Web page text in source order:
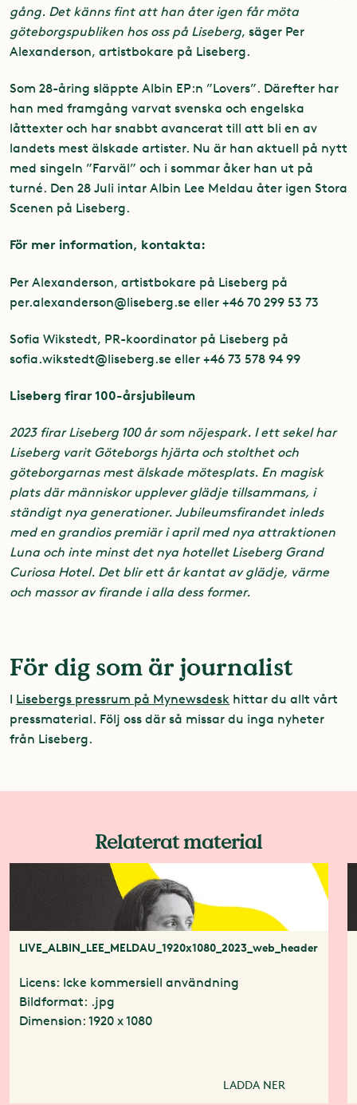
gång. Det känns fint att han åter igen får möta
göteborgspubliken hos oss på Liseberg, säger Per
Alexanderson, artistbokare på Liseberg.
Som 28-åring släppte Albin EP:n ”Lovers”. Därefter har
han med framgång varvat svenska och engelska
låttexter och har snabbt avancerat till att bli en av
landets mest älskade artister. Nu är han aktuell på nytt
med singeln ”Farväl” och i sommar åker han ut på
turné. Den 28 Juli intar Albin Lee Meldau åter igen Stora
Scenen på Liseberg.
För mer information, kontakta:
Per Alexanderson, artistbokare på Liseberg på
per.alexanderson@liseberg.se eller +46 70 299 53 73
Sofia Wikstedt, PR-koordinator på Liseberg på
sofia.wikstedt@liseberg.se eller +46 73 578 94 99
Liseberg firar 100-årsjubileum
2023 firar Liseberg 100 år som nöjespark. I ett sekel har
Liseberg varit Göteborgs hjärta och stolthet och
göteborgarnas mest älskade mötesplats. En magisk
plats där människor upplever glädje tillsammans, i
ständigt nya generationer. Jubileumsfirandet inleds
med en grandios premiär i april med nya attraktionen
Luna och inte minst det nya hotellet Liseberg Grand
Curiosa Hotel. Det blir ett år kantat av glädje, värme
och massor av firande i alla dess former.
För dig som är journalist
I Lisebergs pressrum på Mynewsdesk hittar du allt vårt
pressmaterial. Följ oss där så missar du inga nyheter
från Liseberg.
Relaterat material
LIVE_ALBIN_LEE_MELDAU_1920x1080_2023_web_header
Licens: Icke kommersiell användning
Bildformat: .jpg
Dimension: 1920 x 1080
LADDA NER